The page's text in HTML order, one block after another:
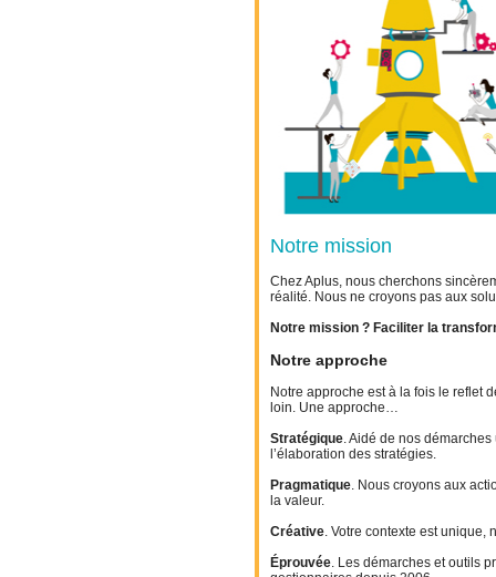
Notre mission
Chez Aplus, nous cherchons
réalité. Nous ne croyons pas aux
Notre mission ? Faciliter la
Notre approche
Notre approche est à la fois le reflet
loin. Une approche…
Stratégique. Aidé de nos
l’élaboration des stratégies.
Pragmatique. Nous croyons aux
la valeur.
Créative. Votre contexte est unique,
Éprouvée. Les démarches et outils